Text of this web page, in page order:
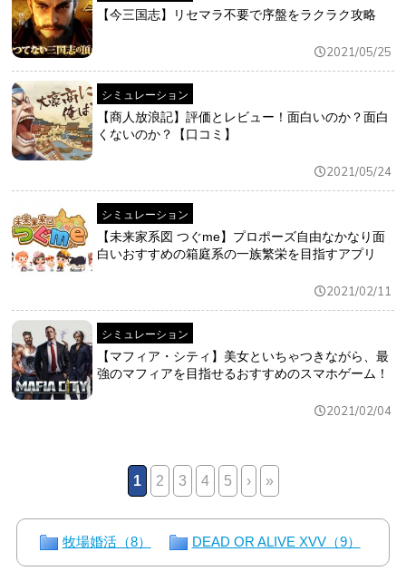
【今三国志】リセマラ不要で序盤をラクラク攻略
2021/05/25
シミュレーション
【商人放浪‪記】評価とレビュー！面白いのか？面白
くないのか？【口コミ】
2021/05/24
シミュレーション
【未来家系図 つぐme】プロポーズ自由なかなり面
白いおすすめの箱庭系の一族繁栄を目指すアプリ
2021/02/11
シミュレーション
【マフィア・シティ】美女といちゃつきながら、最
強のマフィアを目指せるおすすめのスマホゲーム！
2021/02/04
1 2 3 4 5 › »
牧場婚活（8） DEAD OR ALIVE XVV（9）